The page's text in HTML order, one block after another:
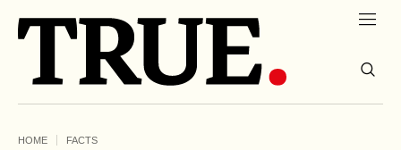
HOME FACTS